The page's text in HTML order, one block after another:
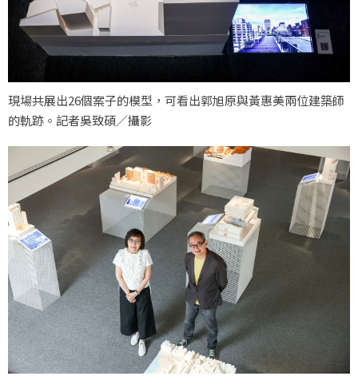
現場共展出26個案子的模型，可看出郭旭原與黃惠美兩位建築師
的軌跡。記者吳致碩／攝影